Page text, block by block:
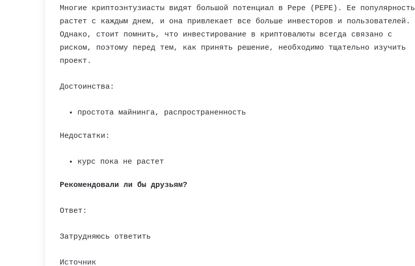
Многие криптоэнтузиасты видят большой потенциал в Pepe (PEPE). Ее популярность
растет с каждым днем, и она привлекает все больше инвесторов и пользователей.
Однако, стоит помнить, что инвестирование в криптовалюты всегда связано с
риском, поэтому перед тем, как принять решение, необходимо тщательно изучить
проект.
Достоинства:
простота майнинга, распространенность
Недостатки:
курс пока не растет
Рекомендовали ли бы друзьям?
Ответ:
Затрудняюсь ответить
Источник